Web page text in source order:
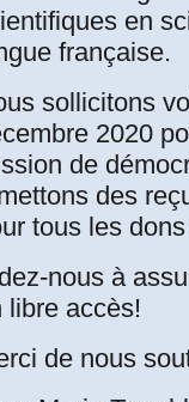
SITE
en
française.
sollicitons
2020
de
des
tous les
nous à
libre accès!
de nous